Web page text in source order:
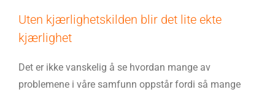
Uten kjærlighetskilden blir det lite ekte
kjærlighet
Det er ikke vanskelig å se hvordan mange av
problemene i våre samfunn oppstår fordi så mange